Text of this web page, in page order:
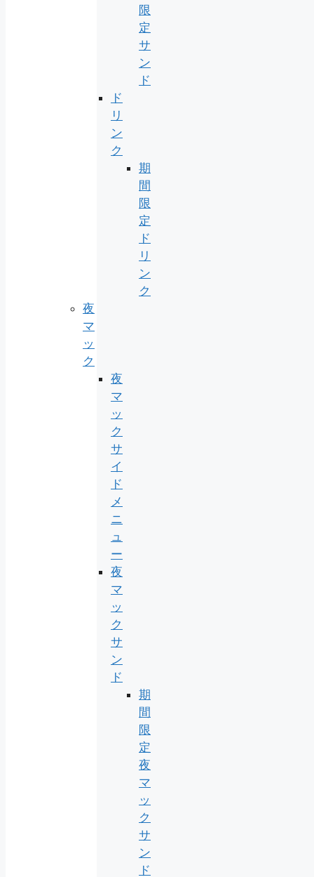
限
定
サ
ン
ド
ド
リ
ン
ク
期
間
限
定
ド
リ
ン
ク
夜
マ
ッ
ク
夜
マ
ッ
ク
サ
イ
ド
メ
ニ
ュ
ー
夜
マ
ッ
ク
サ
ン
ド
期
間
限
定
夜
マ
ッ
ク
サ
ン
ド